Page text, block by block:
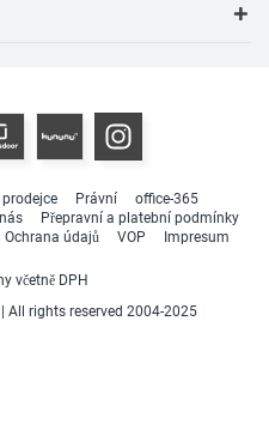
Právní
office-365
Přepravní a platební podmínky
Ochrana údajů VOP Impresum
včetně DPH
rights reserved 2004-2025